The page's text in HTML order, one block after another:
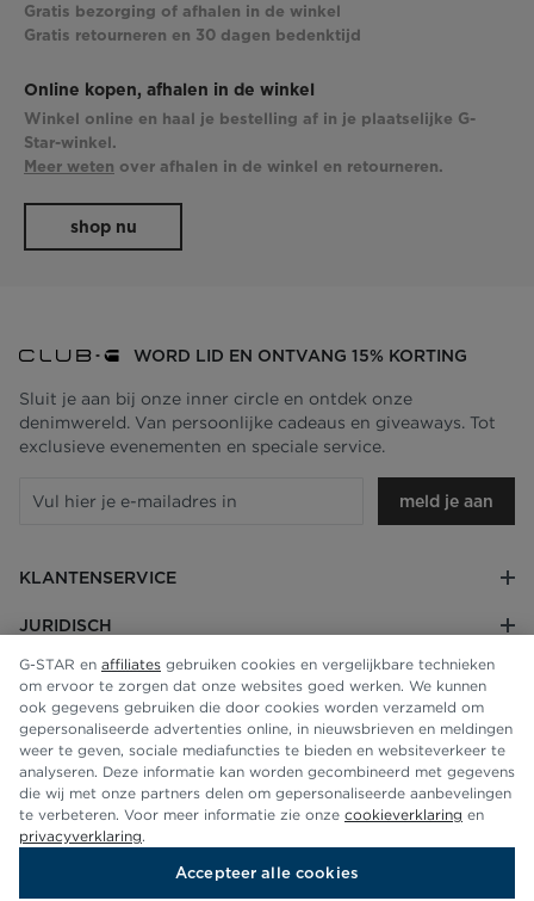
Gratis bezorging of afhalen in de winkel
Gratis retourneren en 30 dagen bedenktijd
Online kopen, afhalen in de winkel
Winkel online en haal je bestelling af in je plaatselijke G-
Star-winkel.
Meer weten over afhalen in de winkel en retourneren.
shop nu
KLANTENSERVICE
JURIDISCH
BEDRIJF
WORD LID EN ONTVANG 15% KORTING
Sluit je aan bij onze inner circle en ontdek onze
denimwereld. Van persoonlijke cadeaus en giveaways. Tot
exclusieve evenementen en speciale service.
meld je aan
G-STAR en affiliates gebruiken cookies en vergelijkbare technieken
om ervoor te zorgen dat onze websites goed werken. We kunnen
ook gegevens gebruiken die door cookies worden verzameld om
gepersonaliseerde advertenties online, in nieuwsbrieven en meldingen
weer te geven, sociale mediafuncties te bieden en websiteverkeer te
analyseren. Deze informatie kan worden gecombineerd met gegevens
die wij met onze partners delen om gepersonaliseerde aanbevelingen
te verbeteren. Voor meer informatie zie onze cookieverklaring en
privacyverklaring.
Accepteer alle cookies